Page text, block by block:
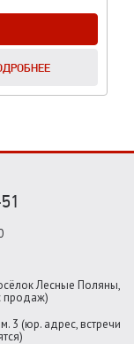
Лесные Поляны,
продаж)
3 (юр. адрес, встречи